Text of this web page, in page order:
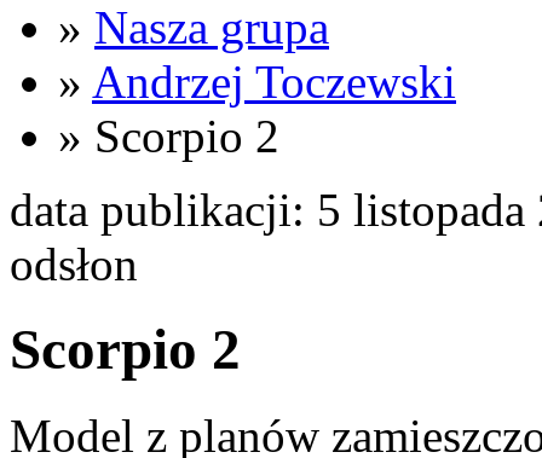
» Nasza grupa
» Andrzej Toczewski
» Scorpio 2
data publikacji: 5 listopada
odsłon
Scorpio 2
Model z planów